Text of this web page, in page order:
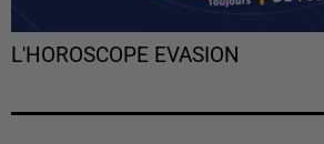
L'HOROSCOPE EVASION